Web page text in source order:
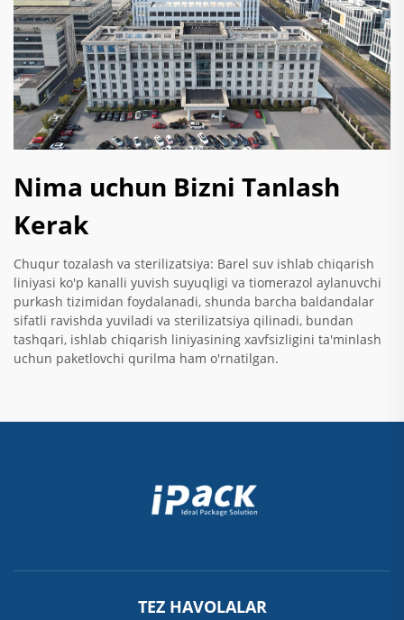
Nima uchun Bizni Tanlash
Kerak
Chuqur tozalash va sterilizatsiya: Barel suv ishlab chiqarish
liniyasi ko'p kanalli yuvish suyuqligi va tiomerazol aylanuvchi
purkash tizimidan foydalanadi, shunda barcha baldandalar
sifatli ravishda yuviladi va sterilizatsiya qilinadi, bundan
tashqari, ishlab chiqarish liniyasining xavfsizligini ta'minlash
uchun paketlovchi qurilma ham o'rnatilgan.
TEZ HAVOLALAR